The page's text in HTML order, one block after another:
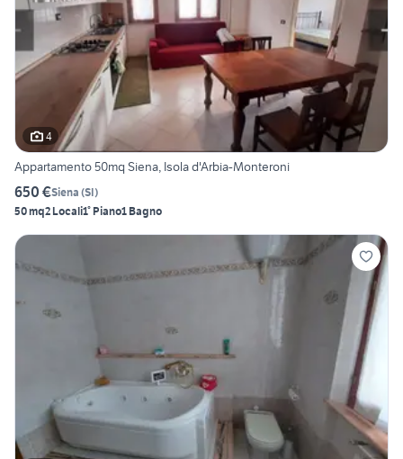
4
Appartamento 50mq Siena, Isola d'Arbia-Monteroni
650 €Siena (SI)
50 mq2 Locali1° Piano1 Bagno